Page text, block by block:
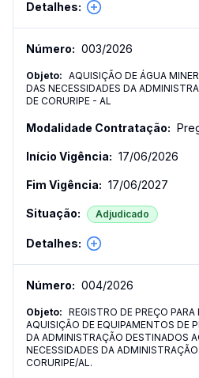
003/2026
AQUISIÇÃO DE ÁGUA
DAS NECESSIDADES DA
DE CORURIPE - AL
17/06/2026
17/06/2027
Adjudicado
004/2026
REGISTRO DE PREÇO
AQUISIÇÃO DE EQUIPAMENTOS DE
DA ADMINISTRAÇÃO DESTINADOS
NECESSIDADES DA
CORURIPE/AL.